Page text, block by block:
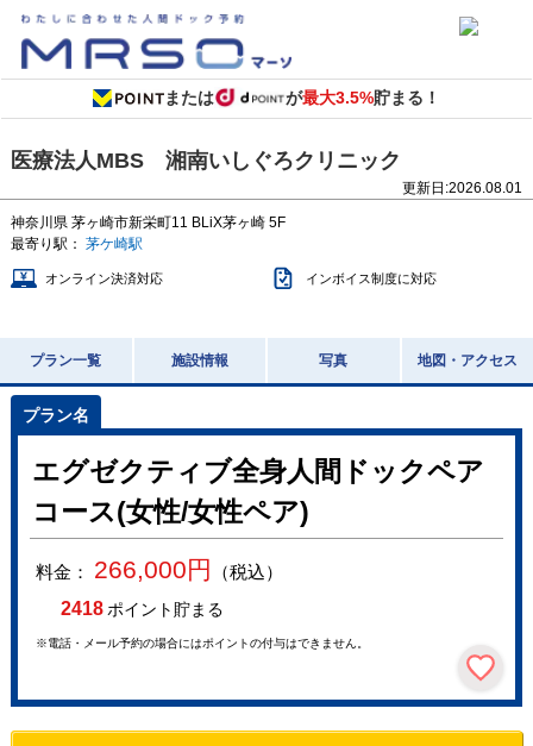
または が最大3.5%貯まる！
医療法人MBS 湘南いしぐろクリニック
更新日:2026.08.01
神奈川県 茅ヶ崎市新栄町11 BLiX茅ヶ崎 5F
最寄り駅： 茅ケ崎駅
オンライン決済対応 インボイス制度に対応
プラン一覧 施設情報 写真 地図・アクセス
エグゼクティブ全身人間ドックペア
コース(女性/女性ペア)
料金： 266,000円
（税込）
2418ポイント貯まる
※電話・メール予約の場合にはポイントの付与はできません。